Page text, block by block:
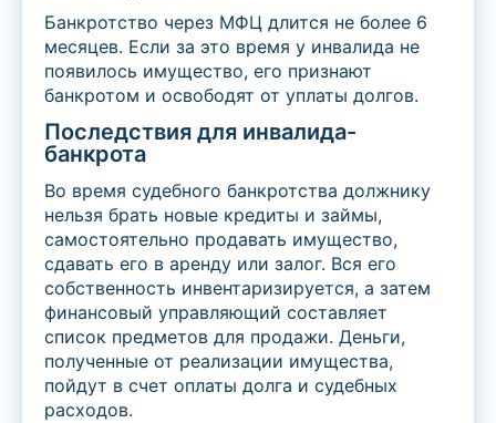
Банкротство через МФЦ длится не более 6
месяцев. Если за это время у инвалида не
появилось имущество, его признают
банкротом и освободят от уплаты долгов.
Последствия для инвалида-
банкрота
Во время судебного банкротства должнику
нельзя брать новые кредиты и займы,
самостоятельно продавать имущество,
сдавать его в аренду или залог. Вся его
собственность инвентаризируется, а затем
финансовый управляющий составляет
список предметов для продажи. Деньги,
полученные от реализации имущества,
пойдут в счет оплаты долга и судебных
расходов.